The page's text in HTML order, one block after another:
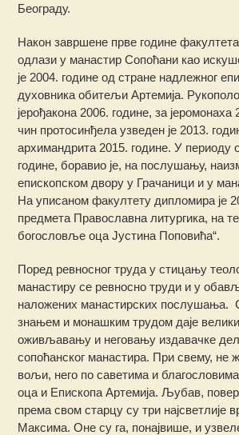
Београду.
Након завршене прве године
одлази у манастир Сопоћани као
је 2004. године од стране надлежног
духовника обитељи Артемија.
јерођакона 2006. године, за јеромонаха
чин протосинђела узведен је 2013.
архимандрита 2015. године. У периоду
године, боравио је, на послушању,
епископском двору у Грачаници и у
На уписаном факултету дипломира је
предмета Православна литургика, на
богословље оца Јустина Поповића“.
Поред ревносног труда у стицању
манастиру се ревносно труди и у
наложених манастирских послушања.
знањем и монашким трудом даје
оживљавању и неговању издавачке
сопоћанског манастира. При свему, не
вољи, него по саветима и
оца и Епископа Артемија. Љубав,
према свом старцу су три најсветлије
Максима. Оне су га, понајвише, и